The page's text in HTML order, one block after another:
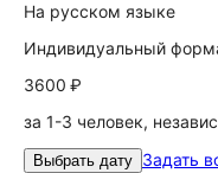
На русском языке
Индивидуальный
3600 ₽
за 1-3 человек,
Выбрать дату Задать